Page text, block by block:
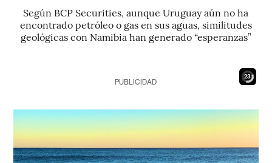
Según BCP Securities, aunque Uruguay aún no ha
encontrado petróleo o gas en sus aguas, similitudes
geológicas con Namibia han generado “esperanzas”
22
PUBLICIDAD